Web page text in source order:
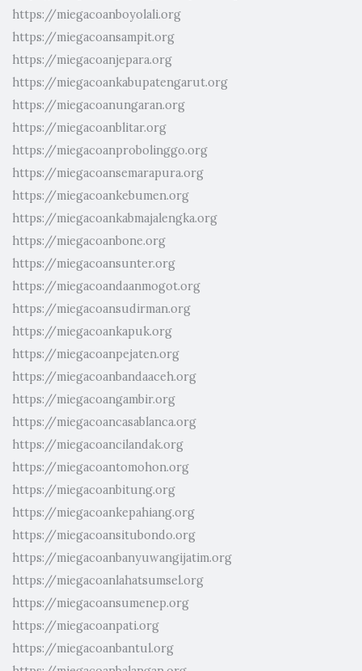
https://miegacoanboyolali.org
https://miegacoansampit.org
https://miegacoanjepara.org
https://miegacoankabupatengarut.org
https://miegacoanungaran.org
https://miegacoanblitar.org
https://miegacoanprobolinggo.org
https://miegacoansemarapura.org
https://miegacoankebumen.org
https://miegacoankabmajalengka.org
https://miegacoanbone.org
https://miegacoansunter.org
https://miegacoandaanmogot.org
https://miegacoansudirman.org
https://miegacoankapuk.org
https://miegacoanpejaten.org
https://miegacoanbandaaceh.org
https://miegacoangambir.org
https://miegacoancasablanca.org
https://miegacoancilandak.org
https://miegacoantomohon.org
https://miegacoanbitung.org
https://miegacoankepahiang.org
https://miegacoansitubondo.org
https://miegacoanbanyuwangijatim.org
https://miegacoanlahatsumsel.org
https://miegacoansumenep.org
https://miegacoanpati.org
https://miegacoanbantul.org